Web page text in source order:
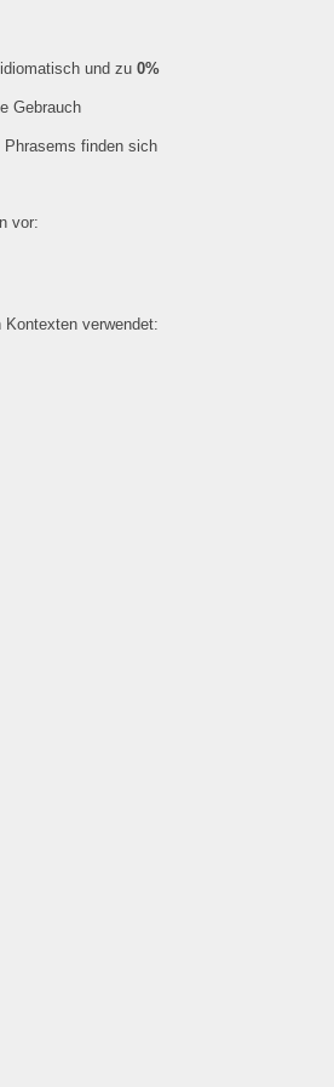
idiomatisch und zu 0%
Gebrauch
Phrasems finden sich
vor:
verwendet: